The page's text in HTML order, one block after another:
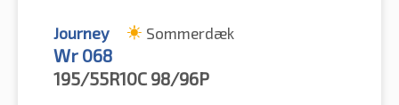
Journey Sommerdæk
Wr 068
195/55R10C 98/96P